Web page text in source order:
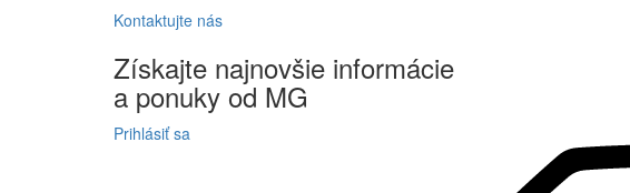
Kontaktujte nás
Získajte najnovšie informácie
a ponuky od MG
Prihlásiť sa